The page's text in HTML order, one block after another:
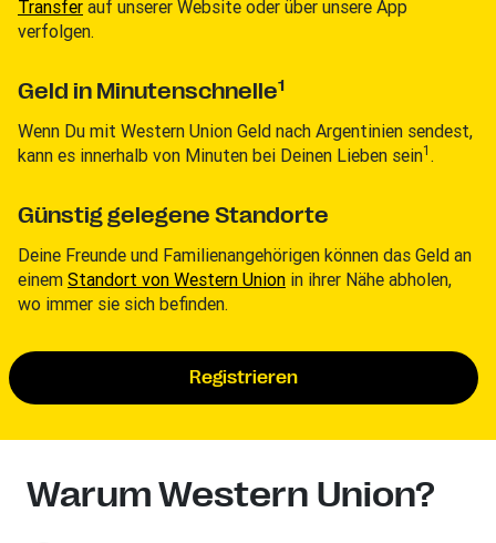
Transfer auf unserer Website oder über unsere App
verfolgen.
Geld in Minutenschnelle1
Wenn Du mit Western Union Geld nach Argentinien sendest,
kann es innerhalb von Minuten bei Deinen Lieben sein1 .
Günstig gelegene Standorte
Deine Freunde und Familienangehörigen können das Geld an
einem Standort von Western Union in ihrer Nähe abholen,
wo immer sie sich befinden.
Registrieren
Warum Western Union?